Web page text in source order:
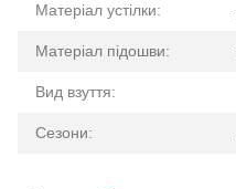
Матеріал устілки:
Матеріал підошви:
Вид взуття:
Сезони: